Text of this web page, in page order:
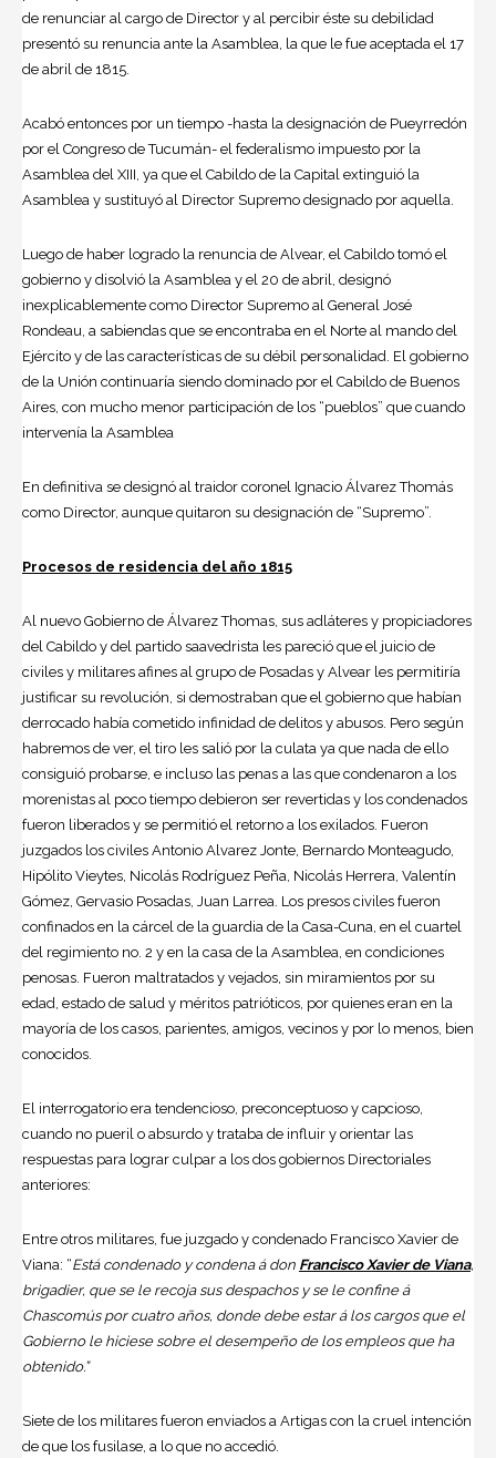
de renunciar al cargo de Director y al percibir éste su debilidad
presentó su renuncia ante la Asamblea, la que le fue aceptada el 17
de abril de 1815.
Acabó entonces por un tiempo -hasta la designación de Pueyrredón
por el Congreso de Tucumán- el federalismo impuesto por la
Asamblea del XIII, ya que el Cabildo de la Capital extinguió la
Asamblea y sustituyó al Director Supremo designado por aquella.
Luego de haber logrado la renuncia de Alvear, el Cabildo tomó el
gobierno y disolvió la Asamblea y el 20 de abril, designó
inexplicablemente como Director Supremo al General José
Rondeau, a sabiendas que se encontraba en el Norte al mando del
Ejército y de las características de su débil personalidad. El gobierno
de la Unión continuaría siendo dominado por el Cabildo de Buenos
Aires, con mucho menor participación de los “pueblos” que cuando
intervenía la Asamblea
En definitiva se designó al traidor coronel Ignacio Álvarez Thomás
como Director, aunque quitaron su designación de “Supremo”.
Procesos de residencia del año 1815
Al nuevo Gobierno de Álvarez Thomas, sus adláteres y propiciadores
del Cabildo y del partido saavedrista les pareció que el juicio de
civiles y militares afines al grupo de Posadas y Alvear les permitiría
justificar su revolución, si demostraban que el gobierno que habían
derrocado había cometido infinidad de delitos y abusos. Pero según
habremos de ver, el tiro les salió por la culata ya que nada de ello
consiguió probarse, e incluso las penas a las que condenaron a los
morenistas al poco tiempo debieron ser revertidas y los condenados
fueron liberados y se permitió el retorno a los exilados. Fueron
juzgados los civiles Antonio Alvarez Jonte, Bernardo Monteagudo,
Hipólito Vieytes, Nicolás Rodríguez Peña, Nicolás Herrera, Valentín
Gómez, Gervasio Posadas, Juan Larrea. Los presos civiles fueron
confinados en la cárcel de la guardia de la Casa-Cuna, en el cuartel
del regimiento no. 2 y en la casa de la Asamblea, en condiciones
penosas. Fueron maltratados y vejados, sin miramientos por su
edad, estado de salud y méritos patrióticos, por quienes eran en la
mayoría de los casos, parientes, amigos, vecinos y por lo menos, bien
conocidos.
El interrogatorio era tendencioso, preconceptuoso y capcioso,
cuando no pueril o absurdo y trataba de influir y orientar las
respuestas para lograr culpar a los dos gobiernos Directoriales
anteriores:
Entre otros militares, fue juzgado y condenado Francisco Xavier de
Viana: “Está condenado y condena á don Francisco Xavier de Viana,
brigadier, que se le recoja sus despachos y se le confine á
Chascomús por cuatro años, donde debe estar á los cargos que el
Gobierno le hiciese sobre el desempeño de los empleos que ha
obtenido.”
Siete de los militares fueron enviados a Artigas con la cruel intención
de que los fusilase, a lo que no accedió.